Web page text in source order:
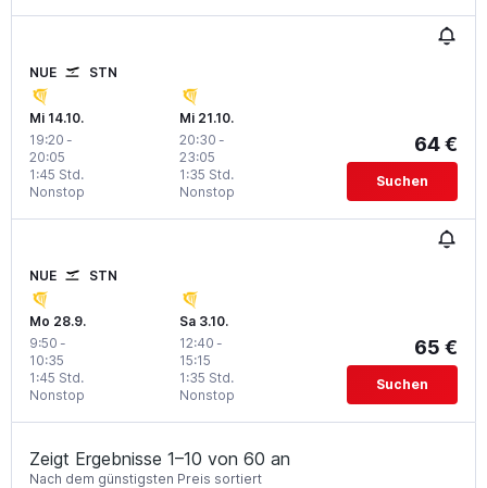
NUE STN
Mi 14.10.
19:20 -
20:05
Nonstop
1:45 Std.
Mi 21.10.
20:30 -
23:05
Nonstop
1:35 Std.
64 €
Suchen
NUE STN
Mo 28.9.
9:50 -
10:35
Nonstop
1:45 Std.
Sa 3.10.
12:40 -
15:15
Nonstop
1:35 Std.
65 €
Suchen
Zeigt Ergebnisse 1–10 von 60 an
Nach dem günstigsten Preis sortiert